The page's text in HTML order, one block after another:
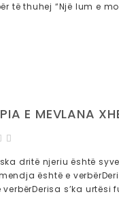
të thuhej “Një lum e
E MEVLANA
dritë njeriu është
është e
verbërDerisa s’ka urtësi